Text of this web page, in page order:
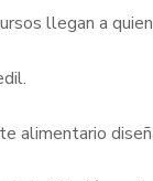
llegan a
alimentario